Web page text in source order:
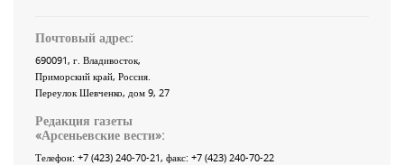
Почтовый адрес:
690091, г. Владивосток,
Приморский край, Россия
Переулок Шевченко, дом 9, 27
Редакция газеты
«Арсеньевские вести»:
Телефон: +7 (423) 240-70-21, факс: +7 (423) 240-70-22